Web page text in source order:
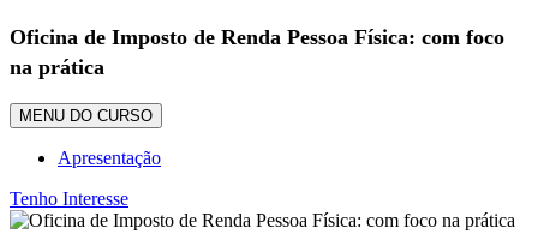
Oficina de Imposto de Renda Pessoa Física: com foco
na prática
MENU DO CURSO
Apresentação
Tenho Interesse